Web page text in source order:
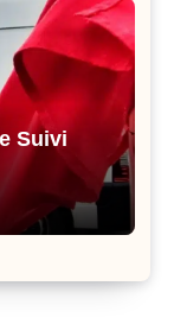
Suivi